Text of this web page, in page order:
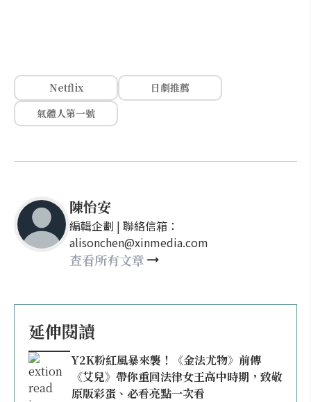
Netflix
日劇推薦
氣體人第一號
陳怡安
編輯企劃 | 聯絡信箱：
alisonchen@xinmedia.com
查看所有文章
延伸閱讀
Y2K粉紅風暴來襲！《金法尤物》前傳
《艾兒》帶你重回法律女王高中時期，致敬
原版彩蛋、必看亮點一次看